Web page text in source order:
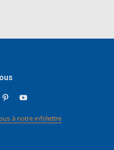
à notre infolettre